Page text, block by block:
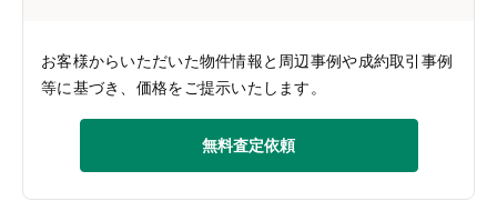
お客様からいただいた物件情報と周辺事例や成約取引事例
等に基づき、価格をご提示いたします。
無料査定依頼